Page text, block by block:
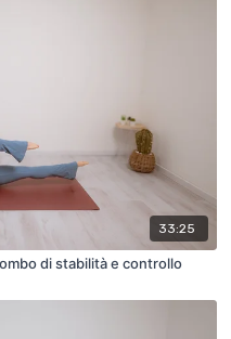
33:25
di stabilità e controllo